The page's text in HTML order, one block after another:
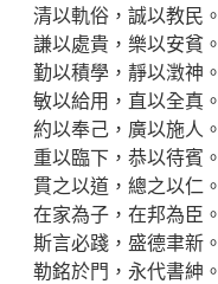
清以軌俗，誠以教民。
謙以處貴，樂以安貧。
勤以積學，靜以澂神。
敏以給用，直以全真。
約以奉己，廣以施人。
重以臨下，恭以待賓。
貫之以道，總之以仁。
在家為子，在邦為臣。
斯言必踐，盛德聿新。
勒銘於門，永代書紳。